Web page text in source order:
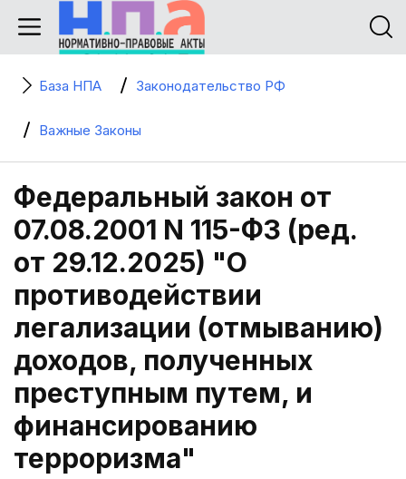
База НПА Законодательство РФ
Важные Законы
Федеральный закон от
07.08.2001 N 115-ФЗ (ред.
от 29.12.2025) "О
противодействии
легализации (отмыванию)
доходов, полученных
преступным путем, и
финансированию
терроризма"